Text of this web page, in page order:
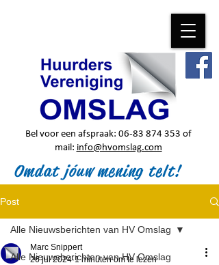
Bel voor een afspraak: 06-83 874 353 of
mail: info@hvomslag.com
Omdat jóuw mening telt!
Post
Alle Nieuwsberichten van HV Omslag
Alle Nieuwsberichten van HV Omslag
Marc Snippert
26 jul 2024 1 minuten om te lezen